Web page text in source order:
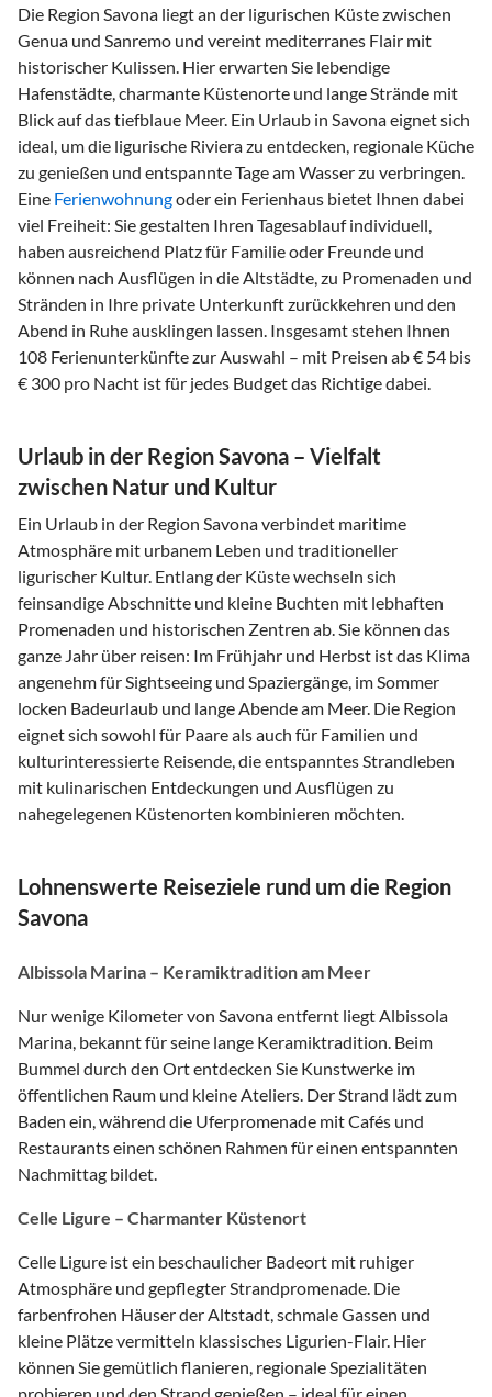
Die Region Savona liegt an der ligurischen Küste zwischen
Genua und Sanremo und vereint mediterranes Flair mit
historischer Kulissen. Hier erwarten Sie lebendige
Hafenstädte, charmante Küstenorte und lange Strände mit
Blick auf das tiefblaue Meer. Ein Urlaub in Savona eignet sich
ideal, um die ligurische Riviera zu entdecken, regionale Küche
zu genießen und entspannte Tage am Wasser zu verbringen.
Eine Ferienwohnungoder ein Ferienhaus bietet Ihnen dabei
viel Freiheit: Sie gestalten Ihren Tagesablauf individuell,
haben ausreichend Platz für Familie oder Freunde und
können nach Ausflügen in die Altstädte, zu Promenaden und
Stränden in Ihre private Unterkunft zurückkehren und den
Abend in Ruhe ausklingen lassen. Insgesamt stehen Ihnen
108 Ferienunterkünfte zur Auswahl – mit Preisen ab € 54 bis
€ 300 pro Nacht ist für jedes Budget das Richtige dabei.
Urlaub in der Region Savona – Vielfalt
zwischen Natur und Kultur
Ein Urlaub in der Region Savona verbindet maritime
Atmosphäre mit urbanem Leben und traditioneller
ligurischer Kultur. Entlang der Küste wechseln sich
feinsandige Abschnitte und kleine Buchten mit lebhaften
Promenaden und historischen Zentren ab. Sie können das
ganze Jahr über reisen: Im Frühjahr und Herbst ist das Klima
angenehm für Sightseeing und Spaziergänge, im Sommer
locken Badeurlaub und lange Abende am Meer. Die Region
eignet sich sowohl für Paare als auch für Familien und
kulturinteressierte Reisende, die entspanntes Strandleben
mit kulinarischen Entdeckungen und Ausflügen zu
nahegelegenen Küstenorten kombinieren möchten.
Lohnenswerte Reiseziele rund um die Region
Savona
Albissola Marina – Keramiktradition am Meer
Nur wenige Kilometer von Savona entfernt liegt Albissola
Marina, bekannt für seine lange Keramiktradition. Beim
Bummel durch den Ort entdecken Sie Kunstwerke im
öffentlichen Raum und kleine Ateliers. Der Strand lädt zum
Baden ein, während die Uferpromenade mit Cafés und
Restaurants einen schönen Rahmen für einen entspannten
Nachmittag bildet.
Celle Ligure – Charmanter Küstenort
Celle Ligure ist ein beschaulicher Badeort mit ruhiger
Atmosphäre und gepflegter Strandpromenade. Die
farbenfrohen Häuser der Altstadt, schmale Gassen und
kleine Plätze vermitteln klassisches Ligurien-Flair. Hier
können Sie gemütlich flanieren, regionale Spezialitäten